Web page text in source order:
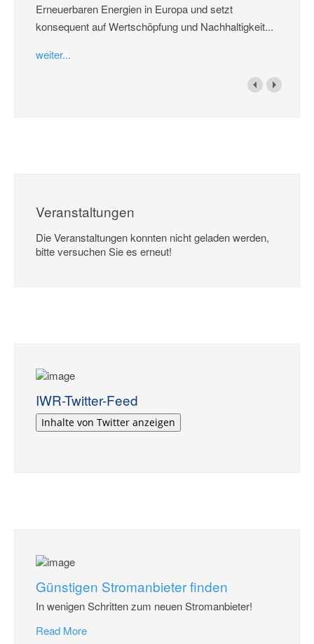
Erneuerbaren Energien in Europa und setzt
konsequent auf Wertschöpfung und Nachhaltigkeit...
weiter...
Veranstaltungen
Die Veranstaltungen konnten nicht geladen werden,
bitte versuchen Sie es erneut!
IWR-Twitter-Feed
Inhalte von Twitter anzeigen
Günstigen Stromanbieter finden
In wenigen Schritten zum neuen Stromanbieter!
Read More